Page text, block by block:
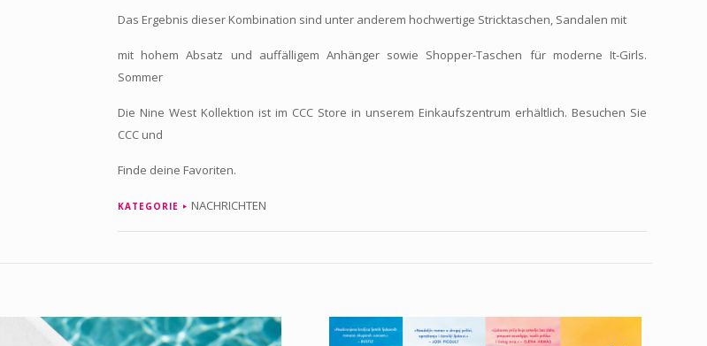
Das Ergebnis dieser Kombination sind unter anderem hochwertige Stricktaschen, Sandalen mit
mit hohem Absatz und auffälligem Anhänger sowie Shopper-Taschen für moderne It-Girls.
Sommer
Die Nine West Kollektion ist im CCC Store in unserem Einkaufszentrum erhältlich. Besuchen Sie
CCC und
Finde deine Favoriten.
KATEGORIE NACHRICHTEN